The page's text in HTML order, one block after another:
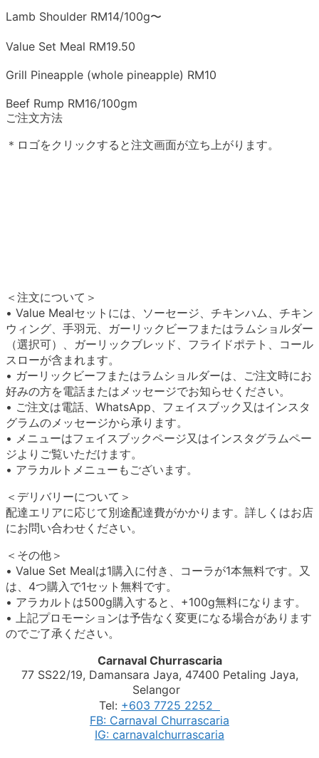
Lamb Shoulder RM14/100g〜
Value Set Meal RM19.50
Grill Pineapple (whole pineapple) RM10
Beef Rump RM16/100gm
ご注文方法
＊ロゴをクリックすると注文画面が立ち上がります。
＜注文について＞
• Value Mealセットには、ソーセージ、チキンハム、チキン
ウィング、手羽元、ガーリックビーフまたはラムショルダー
（選択可）、ガーリックブレッド、フライドポテト、コール
スローが含まれます。
• ガーリックビーフまたはラムショルダーは、ご注文時にお
好みの方を電話またはメッセージでお知らせください。
• ご注文は電話、WhatsApp、フェイスブック又はインスタ
グラムのメッセージから承ります。
• メニューはフェイスブックページ又はインスタグラムペー
ジよりご覧いただけます。
• アラカルトメニューもございます。
＜デリバリーについて＞
配達エリアに応じて別途配達費がかかります。詳しくはお店
にお問い合わせください。
＜その他＞
• Value Set Mealは1購入に付き、コーラが1本無料です。又
は、4つ購入で1セット無料です。
• アラカルトは500g購入すると、+100g無料になります。
• 上記プロモーションは予告なく変更になる場合があります
のでご了承ください。
Carnaval Churrascaria
77 SS22/19, Damansara Jaya, 47400 Petaling Jaya,
Selangor
Tel: +603 7725 2252
FB: Carnaval Churrascaria
IG: carnavalchurrascaria